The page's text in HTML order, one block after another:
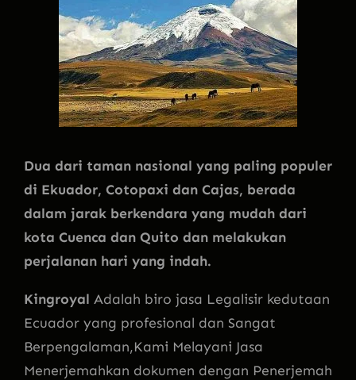
Dua dari taman nasional yang paling populer
di Ekuador, Cotopaxi dan Cajas, berada
dalam jarak berkendara yang mudah dari
kota Cuenca dan Quito dan melakukan
perjalanan hari yang indah.
Kingroyal Adalah biro jasa Legalisir kedutaan
Ecuador yang profesional dan Sangat
Berpengalaman,Kami Melayani Jasa
Menerjemahkan dokumen dengan Penerjemah